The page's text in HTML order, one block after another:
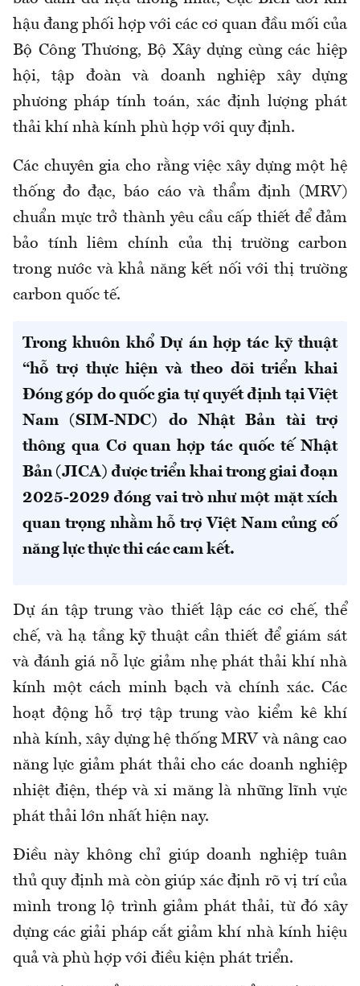
hậu đang phối hợp với các cơ quan đầu mối của
Bộ Công Thương, Bộ Xây dựng cùng các hiệp
hội, tập đoàn và doanh nghiệp xây dựng
phương pháp tính toán, xác định lượng phát
thải khí nhà kính phù hợp với quy định.
Các chuyên gia cho rằng việc xây dựng một hệ
thống đo đạc, báo cáo và thẩm định (MRV)
chuẩn mực trở thành yêu cầu cấp thiết để đảm
bảo tính liêm chính của thị trường carbon
trong nước và khả năng kết nối với thị trường
carbon quốc tế.
Trong khuôn khổ Dự án hợp tác kỹ thuật
“hỗ trợ thực hiện và theo dõi triển khai
Đóng góp do quốc gia tự quyết định tại Việt
Nam (SIM-NDC) do Nhật Bản tài trợ
thông qua Cơ quan hợp tác quốc tế Nhật
Bản (JICA) được triển khai trong giai đoạn
2025-2029 đóng vai trò như một mặt xích
quan trọng nhằm hỗ trợ Việt Nam củng cố
năng lực thực thi các cam kết.
Dự án tập trung vào thiết lập các cơ chế, thể
chế, và hạ tầng kỹ thuật cần thiết để giám sát
và đánh giá nỗ lực giảm nhẹ phát thải khí nhà
kính một cách minh bạch và chính xác. Các
hoạt động hỗ trợ tập trung vào kiểm kê khí
nhà kính, xây dựng hệ thốngMRV và nâng cao
năng lực giảm phát thải cho các doanh nghiệp
nhiệt điện, thép và xi măng là những lĩnh vực
phát thải lớn nhất hiện nay.
Điều này không chỉ giúp doanh nghiệp tuân
thủ quy định mà còngiúp xác định rõ vị trí của
mình trong lộ trình giảm phát thải, từ đó xây
dựng các giải pháp cắt giảm khí nhà kính hiệu
quả và phù hợp với điều kiện phát triển.